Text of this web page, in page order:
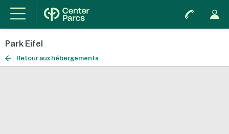
Park Eifel
Retour aux hébergements